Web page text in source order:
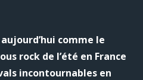
aujourd’hui comme le
rock de l’été en France
incontournables en